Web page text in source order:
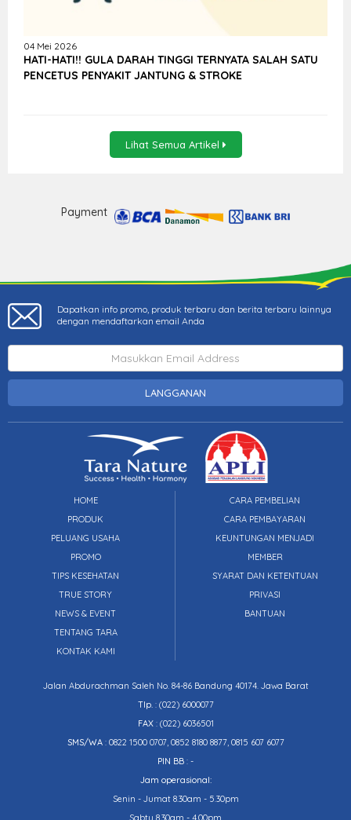
04 Mei 2026
HATI-HATI!! GULA DARAH TINGGI TERNYATA SALAH SATU
PENCETUS PENYAKIT JANTUNG & STROKE
Lihat Semua Artikel
Payment
Dapatkan info promo, produk terbaru dan berita terbaru lainnya
dengan mendaftarkan email Anda
LANGGANAN
HOME
PRODUK
PELUANG USAHA
PROMO
TIPS KESEHATAN
TRUE STORY
NEWS & EVENT
TENTANG TARA
KONTAK KAMI
CARA PEMBELIAN
CARA PEMBAYARAN
KEUNTUNGAN MENJADI
MEMBER
SYARAT DAN KETENTUAN
PRIVASI
BANTUAN
Jalan Abdurachman Saleh No. 84-86 Bandung 40174. Jawa Barat
Tlp.: (022) 6000077
FAX: (022) 6036501
SMS/WA: 0822 1500 0707, 0852 8180 8877, 0815 607 6077
PIN BB : -
Jam operasional:
Senin - Jumat 8.30am - 5.30pm
Sabtu 8.30am - 4.00pm